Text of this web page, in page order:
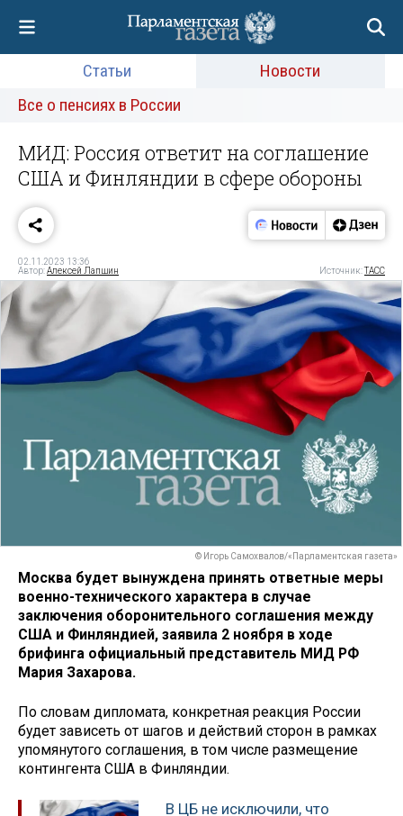
Статьи
Новости
Все о пенсиях в России
МИД: Россия ответит на соглашение
США и Финляндии в сфере обороны
02.11.2023 13:36
Автор:Алексей Лапшин Источник:ТАСС
© Игорь Самохвалов/«Парламентская газета»
Москва будет вынуждена принять ответные меры
военно-технического характера в случае
заключения оборонительного соглашения между
США и Финляндией, заявила 2 ноября в ходе
брифинга официальный представитель МИД РФ
Мария Захарова.
По словам дипломата, конкретная реакция России
будет зависеть от шагов и действий сторон в рамках
упомянутого соглашения, в том числе размещение
контингента США в Финляндии.
В ЦБ не исключили, что